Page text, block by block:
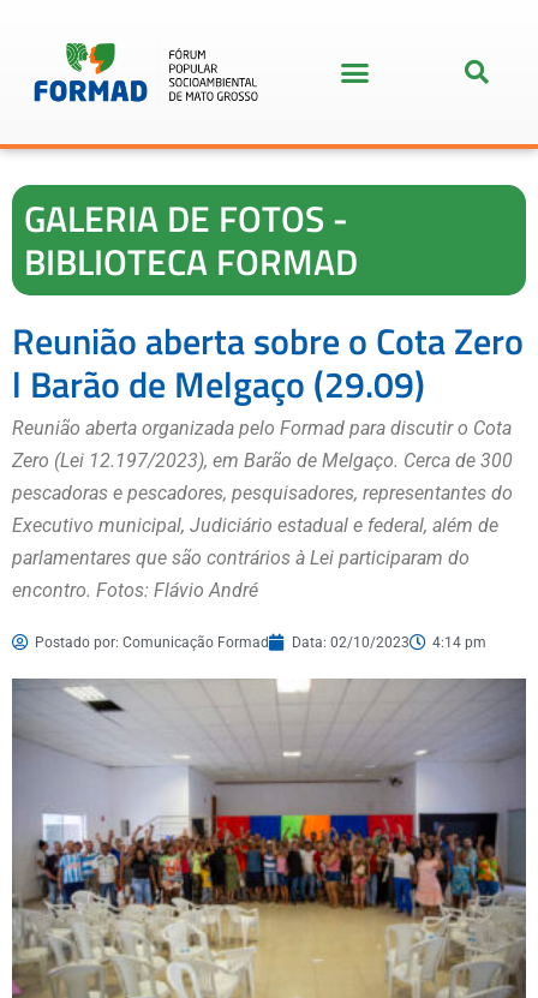
GALERIA DE FOTOS -
BIBLIOTECA FORMAD
Reunião aberta sobre o Cota Zero
l Barão de Melgaço (29.09)
Reunião aberta organizada pelo Formad para discutir o Cota
Zero (Lei 12.197/2023), em Barão de Melgaço. Cerca de 300
pescadoras e pescadores, pesquisadores, representantes do
Executivo municipal, Judiciário estadual e federal, além de
parlamentares que são contrários à Lei participaram do
encontro. Fotos: Flávio André
Postado por: Comunicação Formad Data: 02/10/2023 4:14 pm